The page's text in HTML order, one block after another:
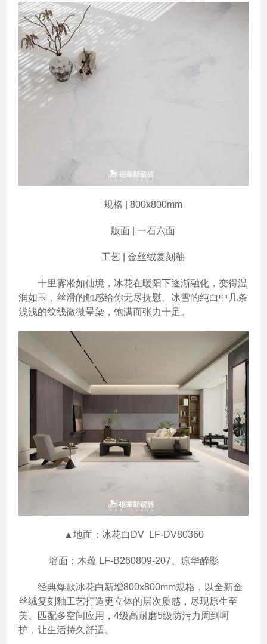
规格 | 800x800mm
版面 | 一石六面
工艺 | 金丝绒复刻釉
十里雾凇如仙境，冰花在暖阳下逐渐融化，变得温
润如玉，丝滑的触感给你无尽抚慰。冰雪的纯白中几条
浅浅的纹线微微晕染，饱满而张力十足。
▲地面：冰花白DV LF-DV80360
墙面：木蕴 LF-B260809-207、琼华醉影
经典爆款冰花白新增800x800mm规格，以全新金
丝绒复刻釉工艺打造更立体的层次质感，尽现原生至
美。匹配多空间应用，4级高耐磨5级防污力周到呵
护，让生活持久舒适。